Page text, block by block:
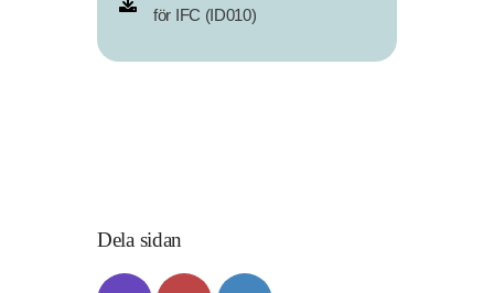
för IFC (ID010)
Dela sidan